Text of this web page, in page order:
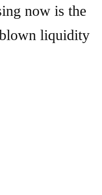
now is the
liquidity